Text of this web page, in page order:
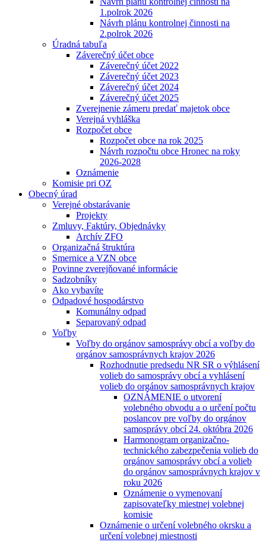
1.polrok 2026
Návrh plánu kontrolnej činnosti na
2.polrok 2026
Úradná tabuľa
Záverečný účet obce
Záverečný účet 2022
Záverečný účet 2023
Záverečný účet 2024
Záverečný účet 2025
Zverejnenie zámeru predať majetok obce
Verejná vyhláška
Rozpočet obce
Rozpočet obce na rok 2025
Návrh rozpočtu obce Hronec na roky
2026-2028
Oznámenie
Komisie pri OZ
Obecný úrad
Verejné obstarávanie
Projekty
Zmluvy, Faktúry, Objednávky
Archív ZFO
Organizačná štruktúra
Smernice a VZN obce
Povinne zverejňované informácie
Sadzobníky
Ako vybavíte
Odpadové hospodárstvo
Komunálny odpad
Separovaný odpad
Voľby
Voľby do orgánov samosprávy obcí a voľby do
orgánov samosprávnych krajov 2026
Rozhodnutie predsedu NR SR o výhlásení
volieb do samosprávy obcí a vyhlásení
volieb do orgánov samosprávnych krajov
OZNÁMENIE o utvorení
volebného obvodu a o určení počtu
poslancov pre voľby do orgánov
samosprávy obcí 24. októbra 2026
Harmonogram organizačno-
technického zabezpečenia volieb do
orgánov samosprávy obcí a volieb
do orgánov samosprávnych krajov v
roku 2026
Oznámenie o vymenovaní
zapisovateľky miestnej volebnej
komisie
Oznámenie o určení volebného okrsku a
určení volebnej miestnosti